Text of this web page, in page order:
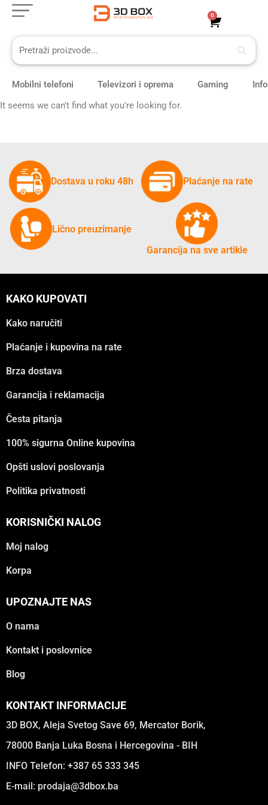
Skip
content
0
Cart
Mobilni telefoni Televizori i oprema Gaming
It seems we can't find what you're looking for.
Dostava u roku 48h Plaćanje na rate
Lično preuzimanje
Garancija na sve artikle
KAKO KUPOVATI
Kako naručiti
Plaćanje i kupovina na rate
Brza dostava
Garancija i reklamacija
Česta pitanja
100% sigurna Online kupovina
Opšti uslovi poslovanja
Politika privatnosti
KORISNIČKI NALOG
Moj nalog
Korpa
UPOZNAJTE NAS
O nama
Kontakt i poslovnice
Blog
KONTAKT INFORMACIJE
3D BOX, Aleja Svetog Save 69, Mercator Borik,
78000 Banja Luka Bosna i Hercegovina - BIH
INFO Telefon: +387 65 333 345
E-mail: prodaja@3dbox.ba